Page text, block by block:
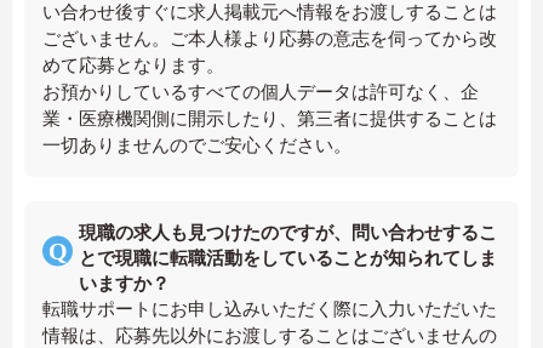
い合わせ後すぐに求人掲載元へ情報をお渡しすることは
ございません。ご本人様より応募の意志を伺ってから改
めて応募となります。
お預かりしているすべての個人データは許可なく、企
業・医療機関側に開示したり、第三者に提供することは
一切ありませんのでご安心ください。
現職の求人も見つけたのですが、問い合わせするこ
とで現職に転職活動をしていることが知られてしま
いますか？
転職サポートにお申し込みいただく際に入力いただいた
情報は、応募先以外にお渡しすることはございませんの